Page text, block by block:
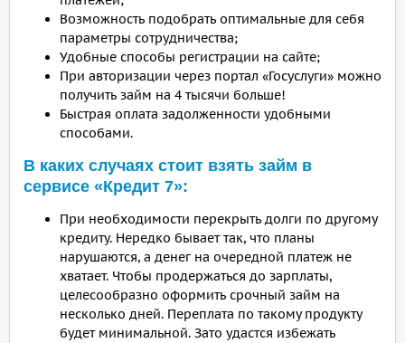
Возможность подобрать оптимальные для себя
параметры сотрудничества;
Удобные способы регистрации на сайте;
При авторизации через портал «Госуслуги» можно
получить займ на 4 тысячи больше!
Быстрая оплата задолженности удобными
способами.
В каких случаях стоит взять займ в
сервисе «Кредит 7»:
При необходимости перекрыть долги по другому
кредиту. Нередко бывает так, что планы
нарушаются, а денег на очередной платеж не
хватает. Чтобы продержаться до зарплаты,
целесообразно оформить срочный займ на
несколько дней. Переплата по такому продукту
будет минимальной. Зато удастся избежать